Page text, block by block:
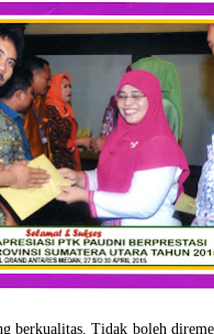
berkualitas. Tidak boleh